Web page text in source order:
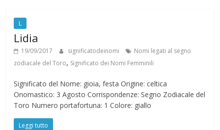
L
Lidia
19/09/2017 significatodeinomi
Nomi legati al segno
zodiacale del Toro, Significato dei Nomi Femminili
Significato del Nome: gioia, festa Origine: celtica
Onomastico: 3 Agosto Corrispondenze: Segno Zodiacale del
Toro Numero portafortuna: 1 Colore: giallo
Leggi tutto